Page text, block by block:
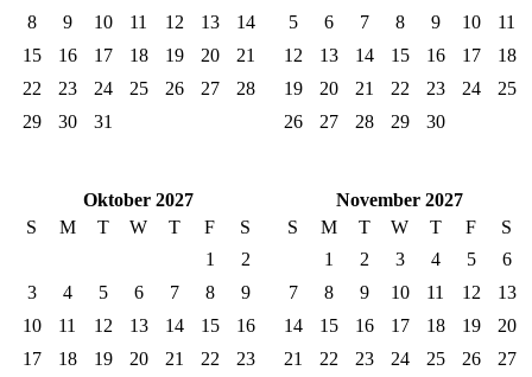
8
9 10 11 12 13
14
15
16 17 18 19 20
21
22
23 24 25 26 27
28
29
30 31
5
6 7 8 9 10
11
12
13 14 15 16 17
18
19
20 21 22 23 24
25
26
27 28 29 30
Oktober 2027
S
M T W T F
S
1
2
3
4 5 6 7 8
9
10
11 12 13 14 15
16
17
18 19 20 21 22
23
November 2027
S
M T W T F
S
1
2 3 4 5
6
7
8 9 10 11 12
13
14
15 16 17 18 19
20
21
22 23 24 25 26
27